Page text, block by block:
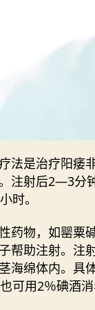
法是治疗阳痿
注射后2—3分
时。
药物，如罂粟
帮助注射。注
海绵体内。具
可用2％碘酒消